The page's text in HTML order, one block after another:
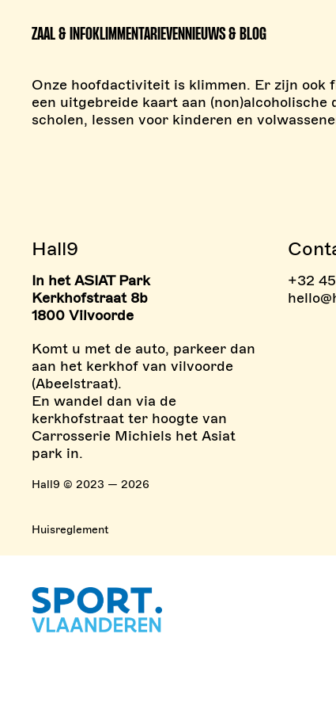
ZAAL & INFOKLIMMENTARIEVENNIEUWS & BLOG
Onze hoofdactiviteit is klimmen. Er zijn ook
een uitgebreide kaart aan
scholen, lessen voor kinderen en
> BOULDERZONE >
Hall9
In het ASIAT Park
Kerkhofstraat 8b
1800 Vilvoorde
Komt u met de auto, parkeer dan
aan het kerkhof van vilvoorde
(Abeelstraat).
En wandel dan via de
kerkhofstraat ter hoogte van
Carrosserie Michiels het Asiat
park in.
Hall9 © 2023 — 2026
+32
Huisreglement